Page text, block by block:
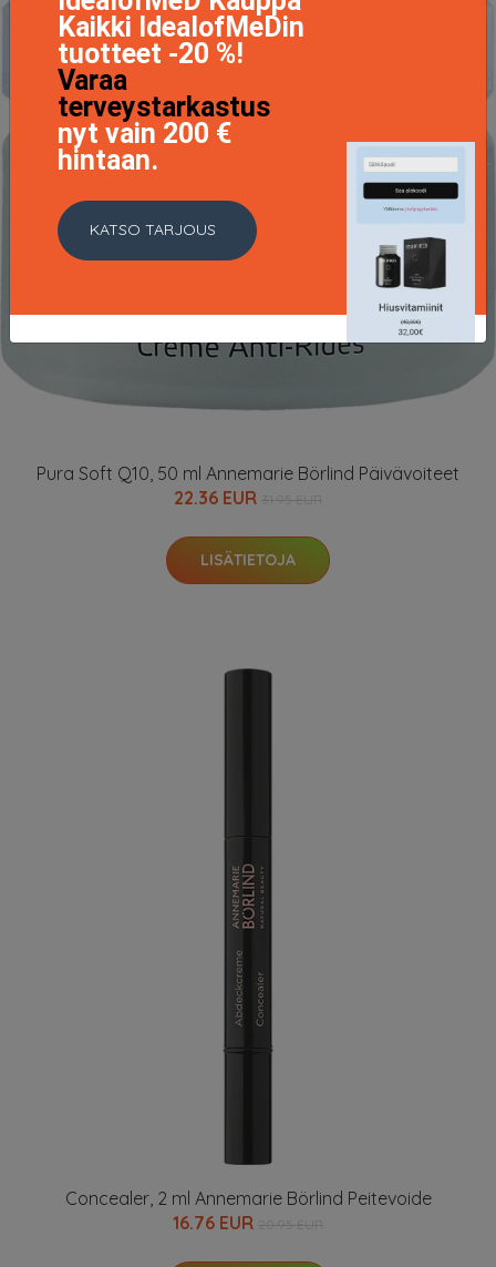
Pura Soft Q10, 50 ml Annemarie Börlind Päivävoiteet
22.36 EUR
LISÄTIETOJA
Concealer, 2 ml Annemarie Börlind Peitevoide
16.76 EUR
Kaikki IdealofMeDin
tuotteet -20 %!
Varaa
terveystarkastus
nyt vain 200 €
hintaan.
KATSO TARJOUS